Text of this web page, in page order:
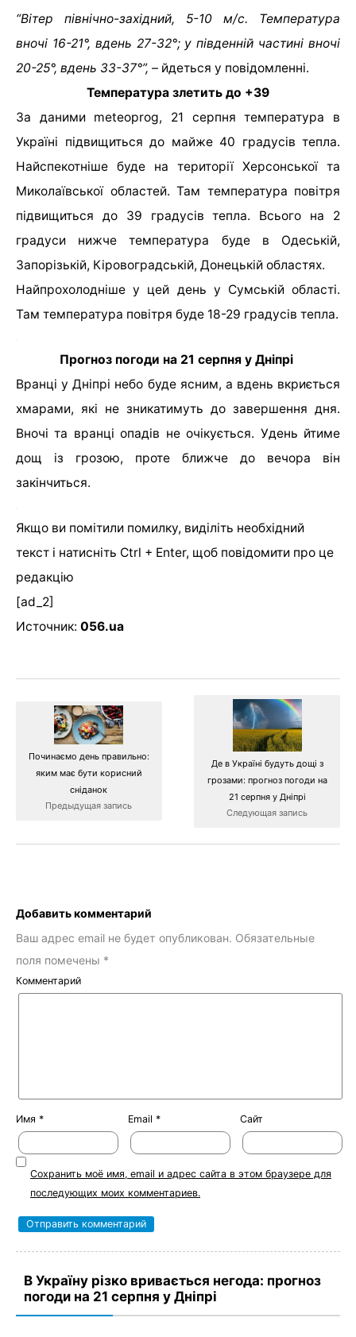
“Вітер північно-західний, 5-10 м/с. Температура
вночі 16-21°, вдень 27-32°; у південній частині вночі
20-25°, вдень 33-37°”, – йдеться у повідомленні.
Температура злетить до +39
За даними meteoprog, 21 серпня температура в
Україні підвищиться до майже 40 градусів тепла.
Найспекотніше буде на території Херсонської та
Миколаївської областей. Там температура повітря
підвищиться до 39 градусів тепла. Всього на 2
градуси нижче температура буде в Одеській,
Запорізькій, Кіровоградській, Донецькій областях.
Найпрохолодніше у цей день у Сумській області.
Там температура повітря буде 18-29 градусів тепла.
Прогноз погоди на 21 серпня у Дніпрі
Вранці у Дніпрі небо буде ясним, а вдень вкриється
хмарами, які не зникатимуть до завершення дня.
Вночі та вранці опадів не очікується. Удень йтиме
дощ із грозою, проте ближче до вечора він
закінчиться.
Якщо ви помітили помилку, виділіть необхідний
текст і натисніть Ctrl + Enter, щоб повідомити про це
редакцію
[ad_2]
Источник: 056.ua
Починаємо день правильно:
яким має бути корисний
сніданок
Предыдущая запись
Де в Україні будуть дощі з
грозами: прогноз погоди на
21 серпня у Дніпрі
Следующая запись
Добавить комментарий
Ваш адрес email не будет опубликован. Обязательные
поля помечены *
Комментарий
Имя * Email * Сайт
Сохранить моё имя, email и адрес сайта в этом браузере для
последующих моих комментариев.
В Україну різко вривається негода: прогноз
погоди на 21 серпня у Дніпрі